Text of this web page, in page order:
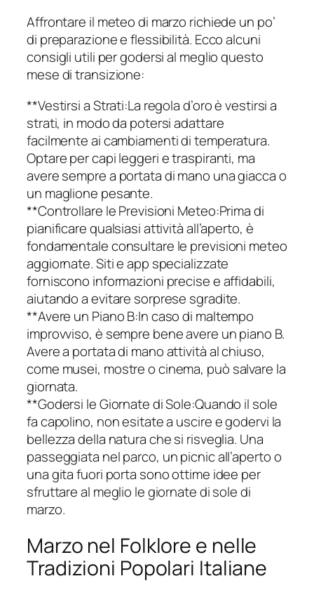
Affrontare il meteo di marzo richiede un po’
di preparazione e flessibilità. Ecco alcuni
consigli utili per godersi al meglio questo
mese di transizione:
**Vestirsi a Strati:La regola d’oro è vestirsi a
strati, in modo da potersi adattare
facilmente ai cambiamenti di temperatura.
Optare per capi leggeri e traspiranti, ma
avere sempre a portata di mano una giacca o
un maglione pesante.
**Controllare le Previsioni Meteo:Prima di
pianificare qualsiasi attività all’aperto, è
fondamentale consultare le previsioni meteo
aggiornate. Siti e app specializzate
forniscono informazioni precise e affidabili,
aiutando a evitare sorprese sgradite.
**Avere un Piano B:In caso di maltempo
improvviso, è sempre bene avere un piano B.
Avere a portata di mano attività al chiuso,
come musei, mostre o cinema, può salvare la
giornata.
**Godersi le Giornate di Sole:Quando il sole
fa capolino, non esitate a uscire e godervi la
bellezza della natura che si risveglia. Una
passeggiata nel parco, un picnic all’aperto o
una gita fuori porta sono ottime idee per
sfruttare al meglio le giornate di sole di
marzo.
Marzo nel Folklore e nelle
Tradizioni Popolari Italiane